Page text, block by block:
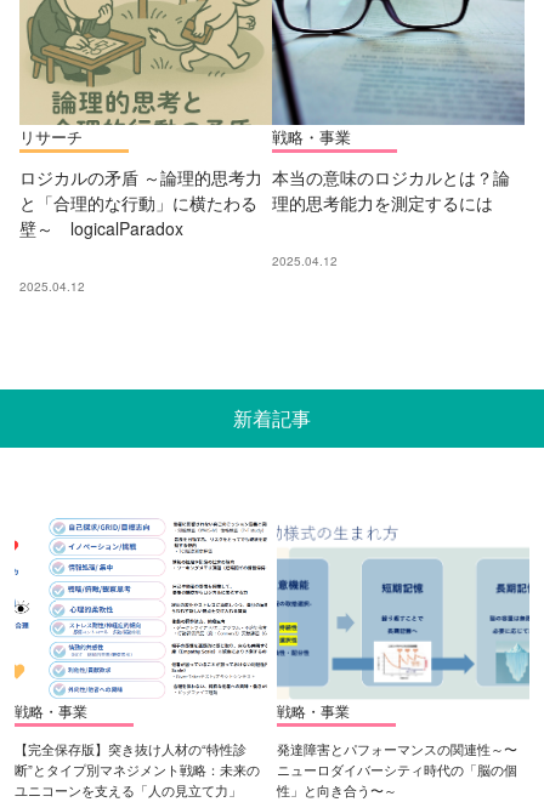
リサーチ
ロジカルの矛盾 ～論理的思考力
と「合理的な行動」に横たわる
壁～ logicalParadox
2025.04.12
戦略・事業
本当の意味のロジカルとは？論
理的思考能力を測定するには
2025.04.12
新着記事
戦略・事業
【完全保存版】突き抜け人材の“特性診
断”とタイプ別マネジメント戦略：未来の
ユニコーンを支える「人の見立て力」
戦略・事業
発達障害とパフォーマンスの関連性～〜
ニューロダイバーシティ時代の「脳の個
性」と向き合う〜～